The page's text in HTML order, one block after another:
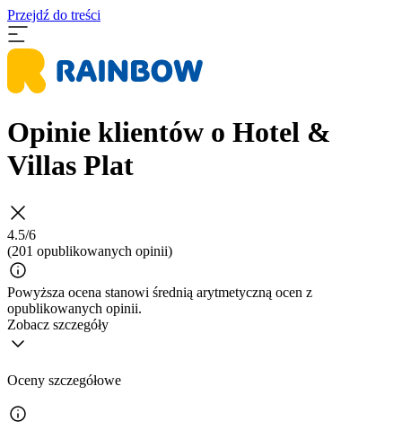
Przejdź do treści
Opinie klientów o Hotel &
Villas Plat
4.5/6
(201 opublikowanych opinii)
Powyższa ocena stanowi średnią arytmetyczną ocen z
opublikowanych opinii.
Zobacz szczegóły
Oceny szczegółowe